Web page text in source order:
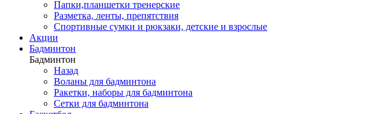
Папки,планшетки тренерские
Разметка, ленты, препятствия
Спортивные сумки и рюкзаки, детские и взрослые
Акции
Бадминтон
Бадминтон
Назад
Воланы для бадминтона
Ракетки, наборы для бадминтона
Сетки для бадминтона